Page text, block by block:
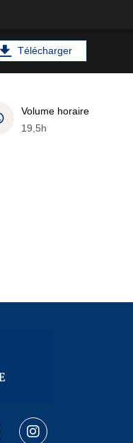
Télécharger
Volume horaire
19,5h